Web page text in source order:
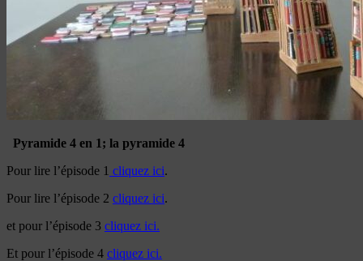
Pyramide 4 en 1; la pyramide 4
Pour lire l’épisode 1 cliquez ici.
Pour lire l’épisode 2 cliquez ici.
et pour l’épisode 3 cliquez ici.
Et pour l’épisode 4 cliquez ici.